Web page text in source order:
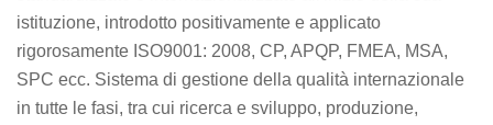
istituzione, introdotto positivamente e applicato
rigorosamente ISO9001: 2008, CP, APQP, FMEA, MSA,
SPC ecc. Sistema di gestione della qualità internazionale
in tutte le fasi, tra cui ricerca e sviluppo, produzione,